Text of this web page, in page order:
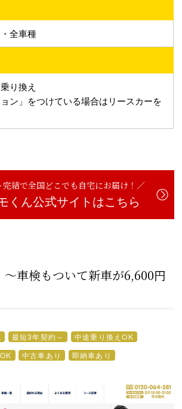
全車種
り換え
ョン」をつけている場合はリースカーを
結で全国どこでも自宅にお届け！／
くん公式サイトはこちら
車検もついて新車が6,600円
最短3年契約～
中途乗り換えOK
中古車あり 即納車あり